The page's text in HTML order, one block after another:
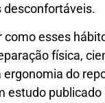
desconfortáveis.
como esses
física,
do
estudo